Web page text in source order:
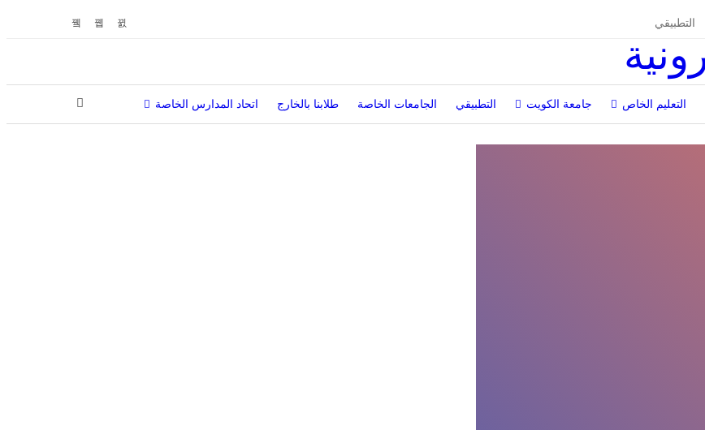
التطبيقي
التعليم الخاص جامعة الكويت التطبيقي الجامعات الخاصة طلابنا بالخارج اتحاد المدارس الخاصة